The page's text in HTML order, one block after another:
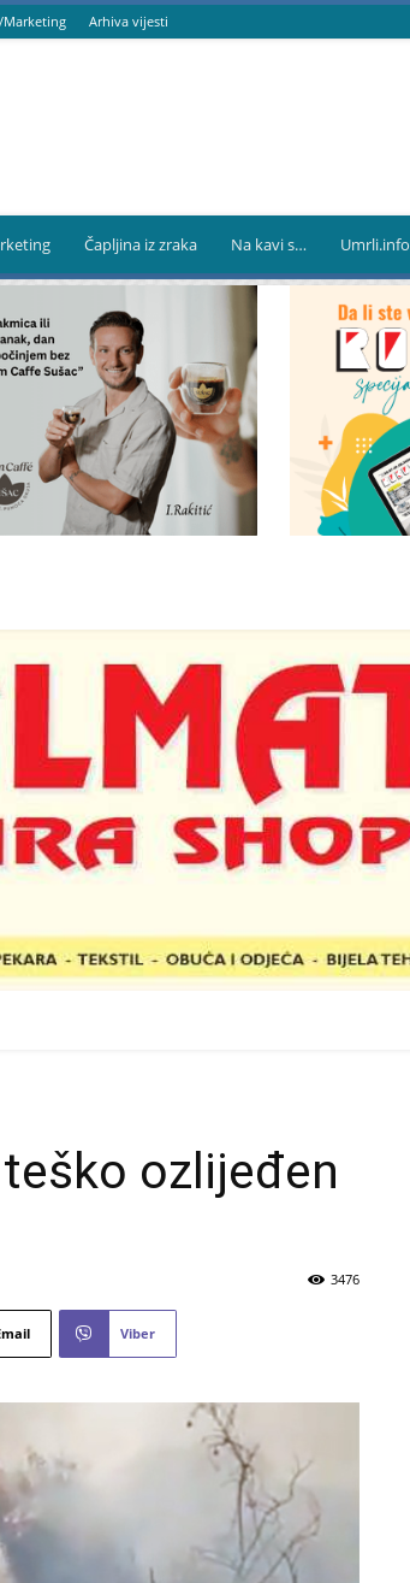
Marketing Arhiva vijesti
Čapljina iz zraka Na kavi s… Umrli.info
ozlijeđen
3476
Viber
Eicom zapošljava: Pogledajte
detalje natječaja